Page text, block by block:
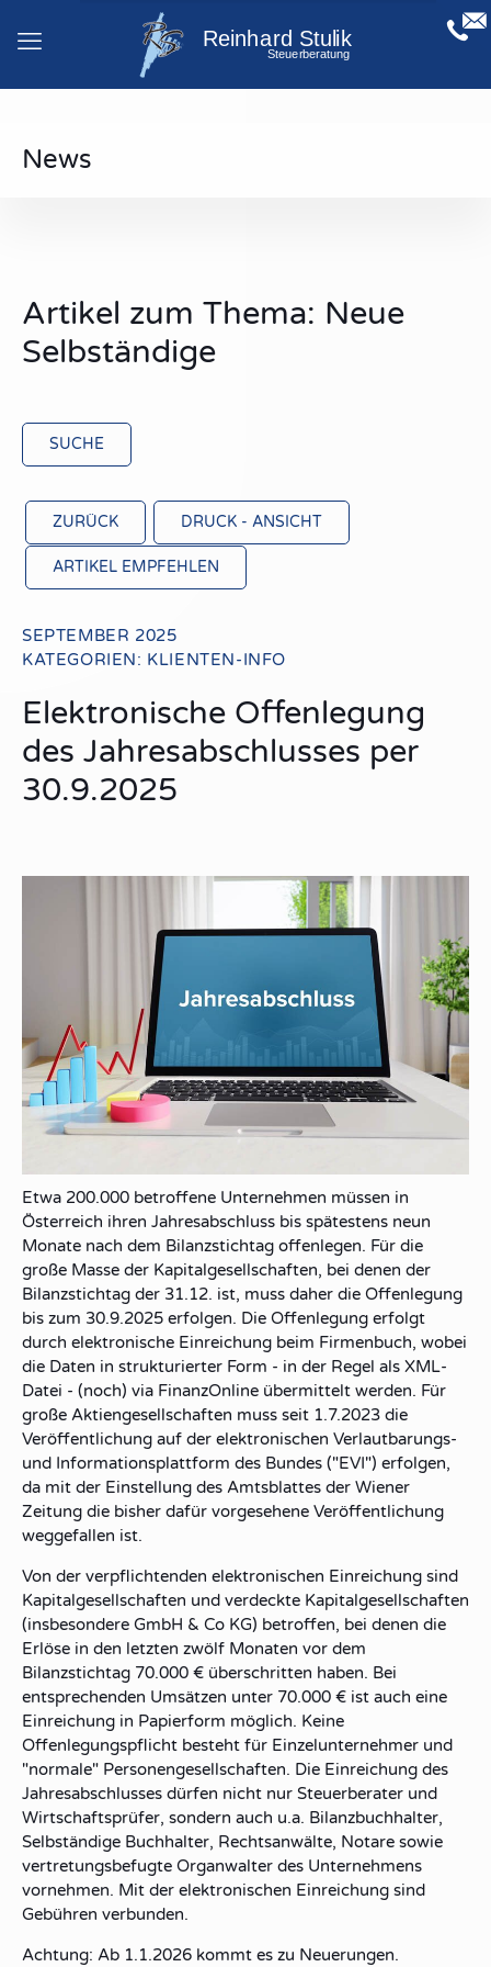
News
Artikel zum Thema: Neue
Selbständige
SUCHE
ZURÜCK DRUCK - ANSICHT
ARTIKEL EMPFEHLEN
SEPTEMBER 2025
KATEGORIEN: KLIENTEN-INFO
Elektronische Offenlegung
des Jahresabschlusses per
30.9.2025
Etwa 200.000 betroffene Unternehmen müssen in
Österreich ihren Jahresabschluss bis spätestens neun
Monate nach dem Bilanzstichtag offenlegen. Für die
große Masse der Kapitalgesellschaften, bei denen der
Bilanzstichtag der 31.12. ist, muss daher die Offenlegung
bis zum 30.9.2025 erfolgen. Die Offenlegung erfolgt
durch elektronische Einreichung beim Firmenbuch, wobei
die Daten in strukturierter Form - in der Regel als XML-
Datei - (noch) via FinanzOnline übermittelt werden. Für
große Aktiengesellschaften muss seit 1.7.2023 die
Veröffentlichung auf der elektronischen Verlautbarungs-
und Informationsplattform des Bundes ("EVI") erfolgen,
da mit der Einstellung des Amtsblattes der Wiener
Zeitung die bisher dafür vorgesehene Veröffentlichung
weggefallen ist.
Von der verpflichtenden elektronischen Einreichung sind
Kapitalgesellschaften und verdeckte Kapitalgesellschaften
(insbesondere GmbH & Co KG) betroffen, bei denen die
Erlöse in den letzten zwölf Monaten vor dem
Bilanzstichtag 70.000 € überschritten haben. Bei
entsprechenden Umsätzen unter 70.000 € ist auch eine
Einreichung in Papierform möglich. Keine
Offenlegungspflicht besteht für Einzelunternehmer und
"normale" Personengesellschaften. Die Einreichung des
Jahresabschlusses dürfen nicht nur Steuerberater und
Wirtschaftsprüfer, sondern auch u.a. Bilanzbuchhalter,
Selbständige Buchhalter, Rechtsanwälte, Notare sowie
vertretungsbefugte Organwalter des Unternehmens
vornehmen. Mit der elektronischen Einreichung sind
Gebühren verbunden.
Achtung: Ab 1.1.2026 kommt es zu Neuerungen.